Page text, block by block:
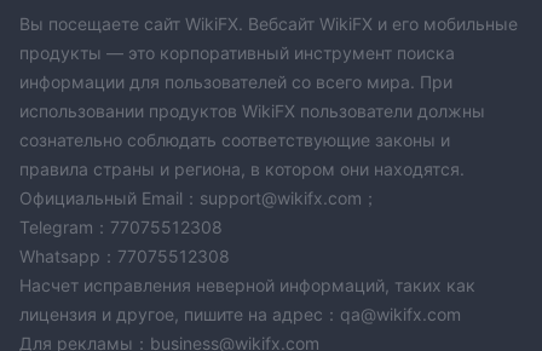
Вы посещаете сайт WikiFX. Вебсайт WikiFX и его мобильные
продукты — это корпоративный инструмент поиска
информации для пользователей со всего мира. При
использовании продуктов WikiFX пользователи должны
сознательно соблюдать соответствующие законы и
правила страны и региона, в котором они находятся.
Официальный Email：support@wikifx.com；
Telegram：77075512308
Whatsapp：77075512308
Насчет исправления неверной информаций, таких как
лицензия и другое, пишите на адрес：qa@wikifx.com
Для рекламы：business@wikifx.com